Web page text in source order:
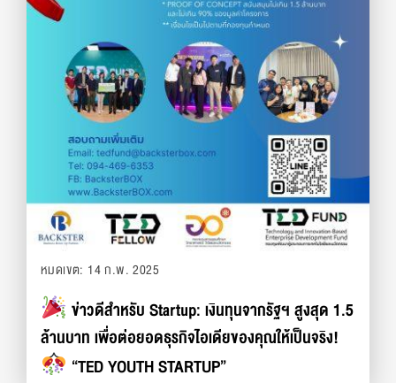
หมดเขต: 14 ก.พ. 2025
ข่าวดีสำหรับ Startup: เงินทุนจากรัฐฯ สูงสุด 1.5
ล้านบาท เพื่อต่อยอดธุรกิจไอเดียของคุณให้เป็นจริง!
“TED YOUTH STARTUP”